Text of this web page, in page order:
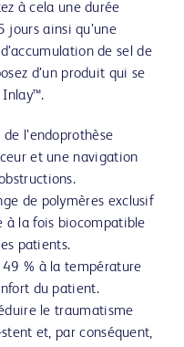
à cela une durée
jours ainsi qu’une
de sel de
d’un produit qui se
Inlay™.
l’endoprothèse
et une navigation
de polymères exclusif
à la fois biocompatible
patients.
49 % à la température
du patient.
le traumatisme
et, par conséquent,